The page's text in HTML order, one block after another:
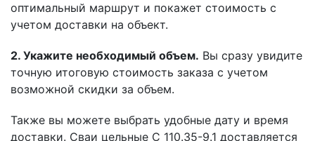
оптимальный маршрут и покажет стоимость с
учетом доставки на объект.
2. Укажите необходимый объем. Вы сразу увидите
точную итоговую стоимость заказа с учетом
возможной скидки за объем.
Также вы можете выбрать удобные дату и время
доставки. Сваи цельные С 110.35-9.1 доставляется